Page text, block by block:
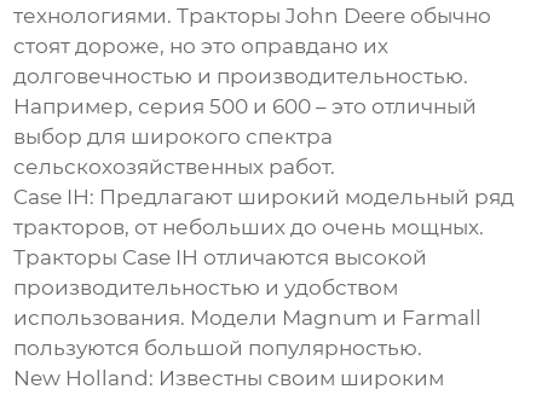
технологиями. Тракторы John Deere обычно
стоят дороже, но это оправдано их
долговечностью и производительностью.
Например, серия 500 и 600 – это отличный
выбор для широкого спектра
сельскохозяйственных работ.
Case IH: Предлагают широкий модельный ряд
тракторов, от небольших до очень мощных.
Тракторы Case IH отличаются высокой
производительностью и удобством
использования. Модели Magnum и Farmall
пользуются большой популярностью.
New Holland : Известны своим широким